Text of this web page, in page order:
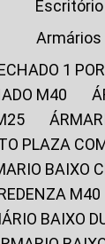
Escritório
Armários
1
M40
PLAZA
BAIXO
M40
BAIXO